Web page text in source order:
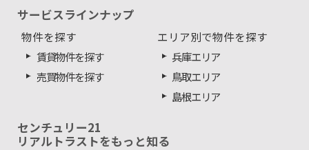
サービスラインナップ
物件を探す
賃貸物件を探す
売買物件を探す
エリア別で物件を探す
兵庫エリア
鳥取エリア
島根エリア
センチュリー21
リアルトラストをもっと知る